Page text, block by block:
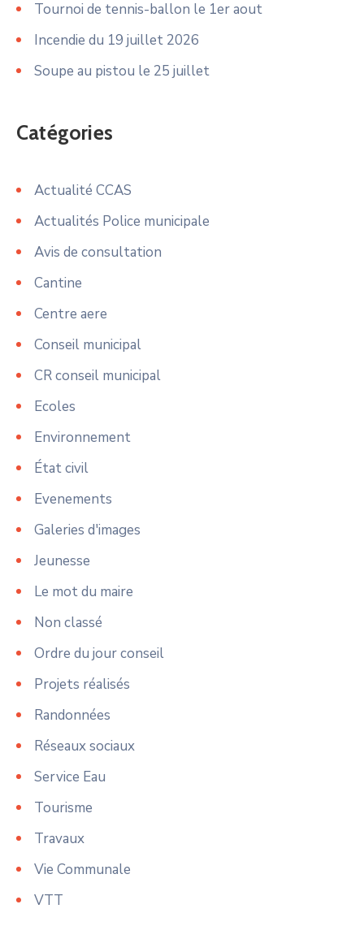
Tournoi de tennis-ballon le 1er aout
Incendie du 19 juillet 2026
Soupe au pistou le 25 juillet
Catégories
Actualité CCAS
Actualités Police municipale
Avis de consultation
Cantine
Centre aere
Conseil municipal
CR conseil municipal
Ecoles
Environnement
État civil
Evenements
Galeries d'images
Jeunesse
Le mot du maire
Non classé
Ordre du jour conseil
Projets réalisés
Randonnées
Réseaux sociaux
Service Eau
Tourisme
Travaux
Vie Communale
VTT